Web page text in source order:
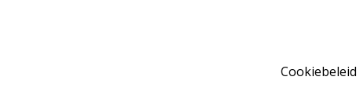
Cookiebeleid